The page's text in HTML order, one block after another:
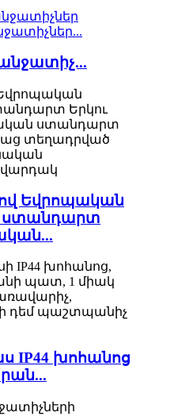
Եվրոպական
ստանդարտ
IP44 խոհանոց